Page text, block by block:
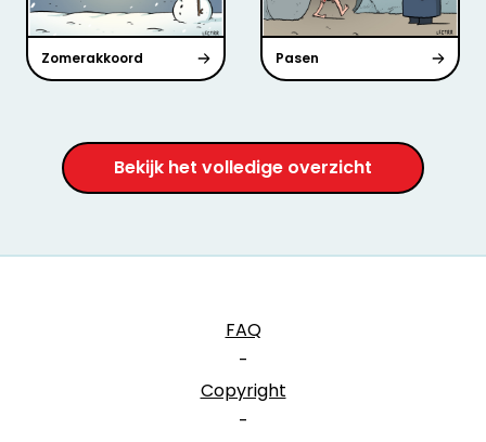
Zomerakkoord Pasen
Bekijk het volledige overzicht
FAQ
-
Copyright
-